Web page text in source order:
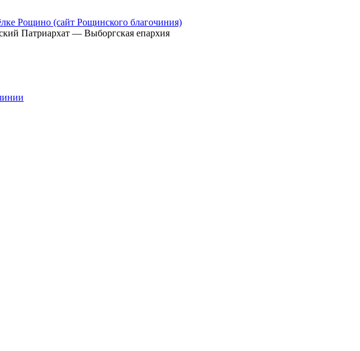
Рощино (сайт Рощинского благочиния)
Патриархат — Выборгская епархия